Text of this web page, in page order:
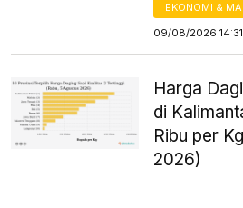
EKONOMI &
09/08/2026 14:31
Harga
di
Ribu per
2026)